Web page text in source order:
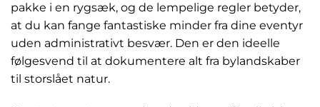
pakke i en rygsæk, og de lempelige regler betyder,
at du kan fange fantastiske minder fra dine eventyr
uden administrativt besvær. Den er den ideelle
følgesvend til at dokumentere alt fra bylandskaber
til storslået natur.